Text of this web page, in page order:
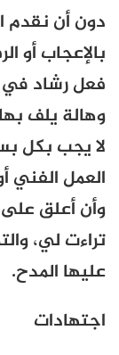
دون أن نقدم
بالإعجاب أو
فعل رشاد في
وهالة يلف
لا يجب بكل
العمل الفني
وأن أعلق على
تراءت لي،
عليها المدح.
اجتهادات